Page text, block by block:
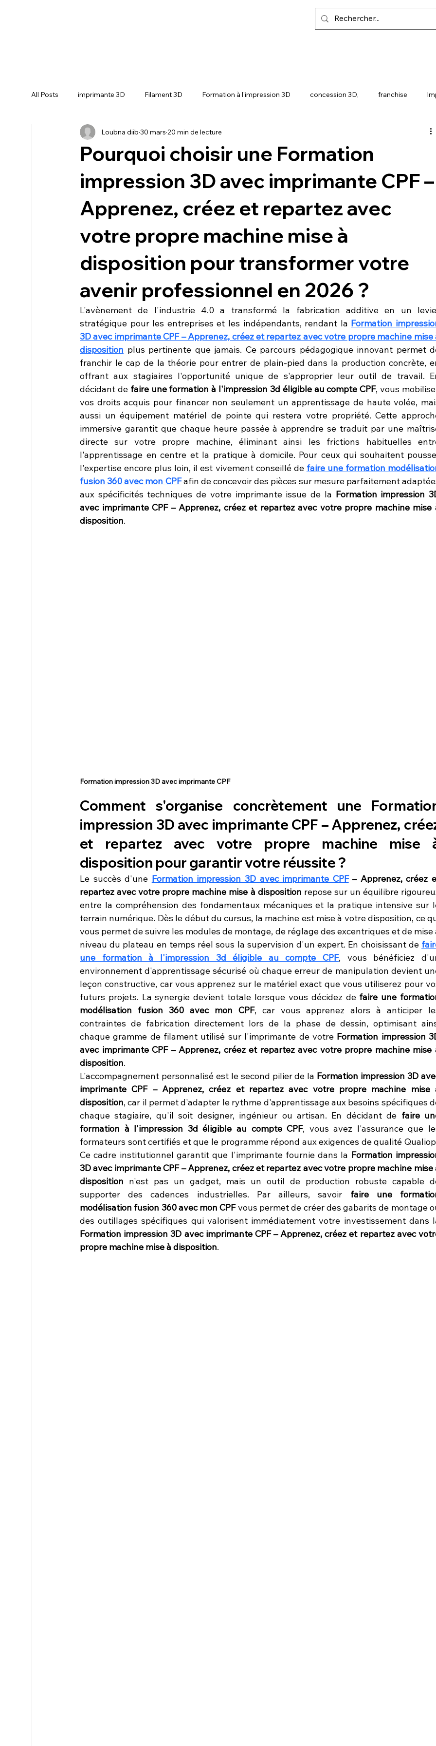
All Posts imprimante 3D Filament 3D Formation à l'impression 3D concession 3D, franchise
CREALITY SPARKX i7 Color Combo CREALITY
Pourquoi choisir une Formation
impression 3D avec imprimante CPF –
Apprenez, créez et repartez avec
votre propre machine mise à
disposition pour transformer votre
avenir professionnel en 2026 ?
Loubna diib 30 mars 20 min de lecture
L'avènement de l'industrie 4.0 a transformé la fabrication additive en un
stratégique pour les entreprises et les indépendants, rendant la Formation
3D avec imprimante CPF – Apprenez, créez et repartez avec votre propre machine mise
disposition plus pertinente que jamais. Ce parcours pédagogique innovant permet
franchir le cap de la théorie pour entrer de plain-pied dans la production concrète,
offrant aux stagiaires l'opportunité unique de s'approprier leur outil de travail.
décidant de faire une formation à l'impression 3d éligible au compte CPF, vous
vos droits acquis pour financer non seulement un apprentissage de haute volée,
aussi un équipement matériel de pointe qui restera votre propriété. Cette
immersive garantit que chaque heure passée à apprendre se traduit par une
directe sur votre propre machine, éliminant ainsi les frictions habituelles
l'apprentissage en centre et la pratique à domicile. Pour ceux qui souhaitent
l'expertise encore plus loin, il est vivement conseillé de faire une formation
fusion 360 avec mon CPF afin de concevoir des pièces sur mesure parfaitement
aux spécificités techniques de votre imprimante issue de la Formation impression
avec imprimante CPF – Apprenez, créez et repartez avec votre propre machine mise
disposition.
Formation impression 3D avec imprimante CPF
Comment s'organise concrètement une
impression 3D avec imprimante CPF – Apprenez,
et repartez avec votre propre machine mise
disposition pour garantir votre réussite ?
Le succès d'une Formation impression 3D avec imprimante CPF – Apprenez, créez
repartez avec votre propre machine mise à disposition repose sur un équilibre
entre la compréhension des fondamentaux mécaniques et la pratique intensive sur
terrain numérique. Dès le début du cursus, la machine est mise à votre disposition, ce
vous permet de suivre les modules de montage, de réglage des excentriques et de mise
niveau du plateau en temps réel sous la supervision d'un expert. En choisissant de
une formation à l'impression 3d éligible au compte CPF, vous bénéficiez
environnement d'apprentissage sécurisé où chaque erreur de manipulation devient
leçon constructive, car vous apprenez sur le matériel exact que vous utiliserez pour
futurs projets. La synergie devient totale lorsque vous décidez de faire une
modélisation fusion 360 avec mon CPF, car vous apprenez alors à anticiper
contraintes de fabrication directement lors de la phase de dessin, optimisant
chaque gramme de filament utilisé sur l'imprimante de votre Formation impression
avec imprimante CPF – Apprenez, créez et repartez avec votre propre machine mise
disposition.
L'accompagnement personnalisé est le second pilier de la Formation impression 3D
imprimante CPF – Apprenez, créez et repartez avec votre propre machine mise
disposition, car il permet d'adapter le rythme d'apprentissage aux besoins spécifiques
chaque stagiaire, qu'il soit designer, ingénieur ou artisan. En décidant de faire
formation à l'impression 3d éligible au compte CPF, vous avez l'assurance que
formateurs sont certifiés et que le programme répond aux exigences de qualité
Ce cadre institutionnel garantit que l'imprimante fournie dans la Formation
3D avec imprimante CPF – Apprenez, créez et repartez avec votre propre machine mise
disposition n'est pas un gadget, mais un outil de production robuste capable
supporter des cadences industrielles. Par ailleurs, savoir faire une
modélisation fusion 360 avec mon CPF vous permet de créer des gabarits de montage
Formation impression 3D avec imprimante CPF – Apprenez, créez et repartez avec
propre machine mise à disposition.